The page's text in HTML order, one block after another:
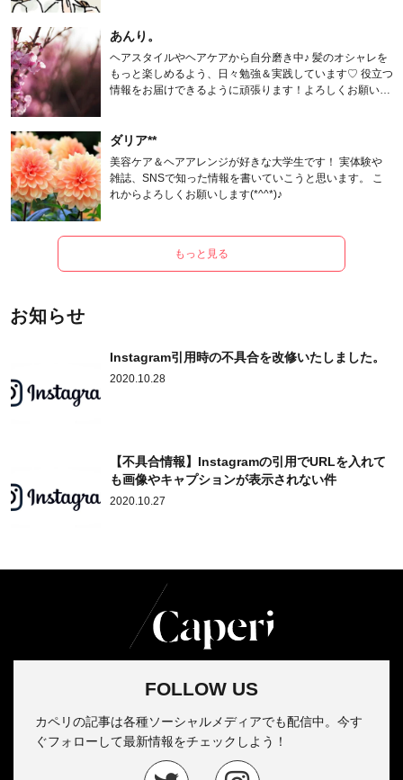
あんり。
ヘアスタイルやヘアケアから自分磨き中♪ 髪のオシャレを
もっと楽しめるよう、日々勉強＆実践しています♡ 役立つ
情報をお届けできるように頑張ります！よろしくお願いし
ダリア**
美容ケア＆ヘアアレンジが好きな大学生です！ 実体験や
雑誌、SNSで知った情報を書いていこうと思います。 こ
れからよろしくお願いします(*^^*)♪
もっと見る
お知らせ
Instagram引用時の不具合を改修いたしました。
2020.10.28
【不具合情報】Instagramの引用でURLを入れて
も画像やキャプションが表示されない件
2020.10.27
FOLLOW US
カペリの記事は各種ソーシャルメディアでも配信中。今す
ぐフォローして最新情報をチェックしよう！